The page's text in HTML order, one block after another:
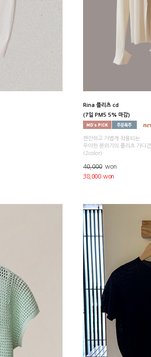
Rina 플리츠 cd
(7일 PM5 5% 마감)
편안하고 가볍게 착용되는
우아한 분위기의 플리츠 가디건
(2color)
40,000 won
38,000 won